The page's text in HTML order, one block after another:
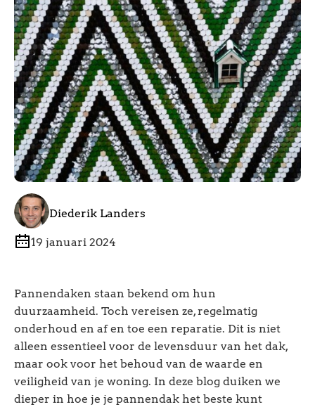
Diederik Landers
19 januari 2024
Pannendaken staan bekend om hun
duurzaamheid. Toch vereisen ze, regelmatig
onderhoud en af en toe een reparatie. Dit is niet
alleen essentieel voor de levensduur van het dak,
maar ook voor het behoud van de waarde en
veiligheid van je woning. In deze blog duiken we
dieper in hoe je je pannendak het beste kunt